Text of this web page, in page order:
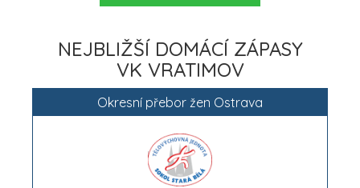
NEJBLIŽŠÍ DOMÁCÍ ZÁPASY
VK VRATIMOV
Okresní přebor žen Ostrava